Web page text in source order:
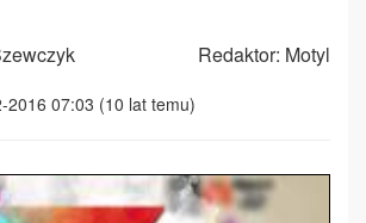
Redaktor: Motyl
2016 07:03 (10 lat temu)